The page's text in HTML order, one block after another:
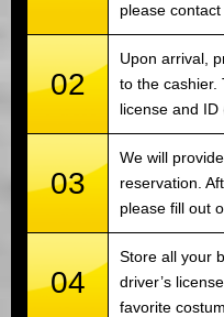
please
02
Upon arrival,
to the cashier.
license and
03
We will
reservation.
please fill out
04
Store all your
driver’s
favorite